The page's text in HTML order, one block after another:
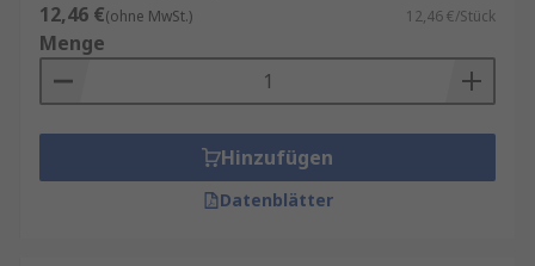
12,46 €(ohne MwSt.) 12,46 €/Stück
Menge
Hinzufügen
Datenblätter